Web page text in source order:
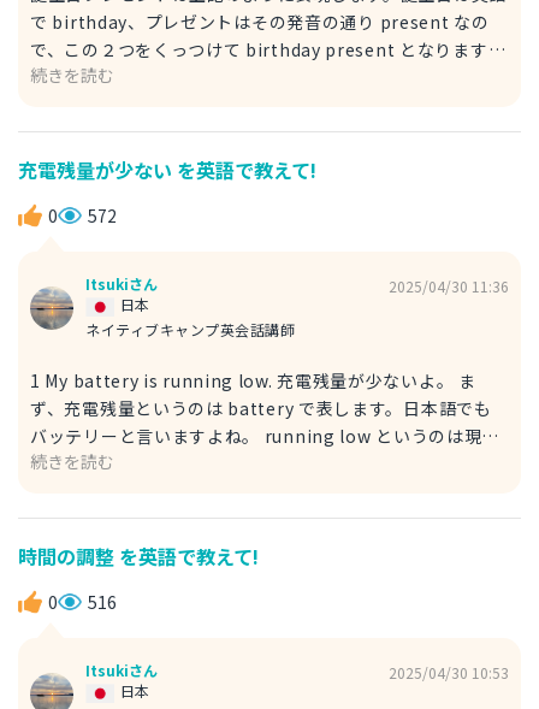
で birthday、プレゼントはその発音の通り present なの
で、この２つをくっつけて birthday present となります。
また、birth という単語は「誕生」という意味があります。
容詞として使うと「出席している」という意味があったり、
名詞の他の意味として「現在」という意味もある多義語で
す。 例） ・My boss is present at the meeting. 私の上司
はその会議に出席している。 boss 上司 ・present and
続きを読む
充電残量が少ない を英語で教えて!
0 572
Itsukiさん
ネイティブキャンプ英会話講師
日本
2025/04/30 11:36
1 My battery is running low. 充電残量が少ないよ。 ま
ず、充電残量というのは battery で表します。日本語でも
バッテリーと言いますよね。 running low というのは現在
進行形でバッテリー残量が少なくなり続けていることを表現
リギリだよ。 2 My phone is about to die. 充電残量が少な
いよ。 こちらの回答は1の回答よりカジュアルな表現で、友
達との日常会話のなかなどで使う表現になります。be
about to do で「〜する予定だ」という意味になります。
続きを読む
時間の調整 を英語で教えて!
0 516
Itsukiさん
日本
2025/04/30 10:53